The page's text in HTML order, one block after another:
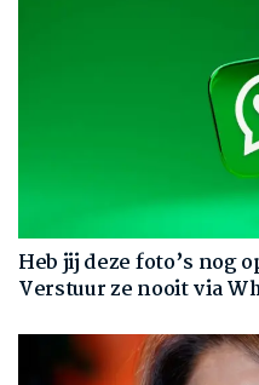
Heb jij deze foto’s nog
Verstuur ze nooit via